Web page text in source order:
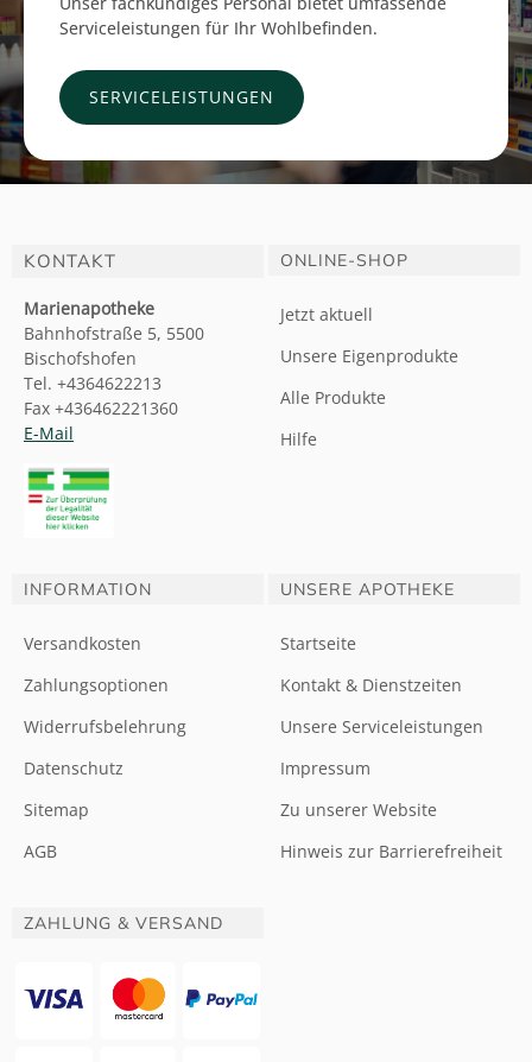
Serviceleistungen für Ihr Wohlbefinden.
SERVICELEISTUNGEN
KONTAKT
Marienapotheke
Bahnhofstraße 5, 5500
Bischofshofen
Tel. +4364622213
Fax +436462221360
E-Mail
ONLINE-SHOP
Jetzt aktuell
Unsere Eigenprodukte
Alle Produkte
Hilfe
INFORMATION
Versandkosten
Zahlungsoptionen
Widerrufsbelehrung
Datenschutz
Sitemap
AGB
UNSERE APOTHEKE
Startseite
Kontakt & Dienstzeiten
Unsere Serviceleistungen
Impressum
Zu unserer Website
Hinweis zur Barrierefreiheit
ZAHLUNG & VERSAND